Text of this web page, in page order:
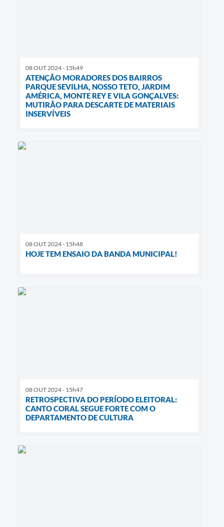
08 OUT 2024 - 15h49
ATENÇÃO MORADORES DOS BAIRROS
PARQUE SEVILHA, NOSSO TETO, JARDIM
AMÉRICA, MONTE REY E VILA GONÇALVES:
MUTIRÃO PARA DESCARTE DE MATERIAIS
INSERVÍVEIS
08 OUT 2024 - 15h48
HOJE TEM ENSAIO DA BANDA MUNICIPAL!
08 OUT 2024 - 15h47
RETROSPECTIVA DO PERÍODO ELEITORAL:
CANTO CORAL SEGUE FORTE COM O
DEPARTAMENTO DE CULTURA